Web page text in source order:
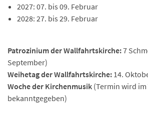
2027: 07. bis 09. Februar
2028: 27. bis 29. Februar
Patrozinium der Wallfahrtskirche:7
September)
Weihetag der Wallfahrtskirche: 14.
Woche der Kirchenmusik (Termin wird
bekanntgegeben)